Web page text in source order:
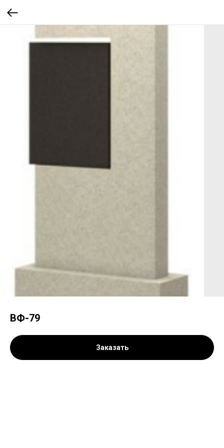
ВФ-79
Заказать